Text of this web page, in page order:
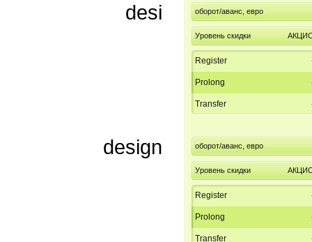
desi оборот/аванс, евро
Уровень скидки
Register
Prolong
Transfer
design оборот/аванс, евро
Уровень скидки
Register
Prolong
Transfer